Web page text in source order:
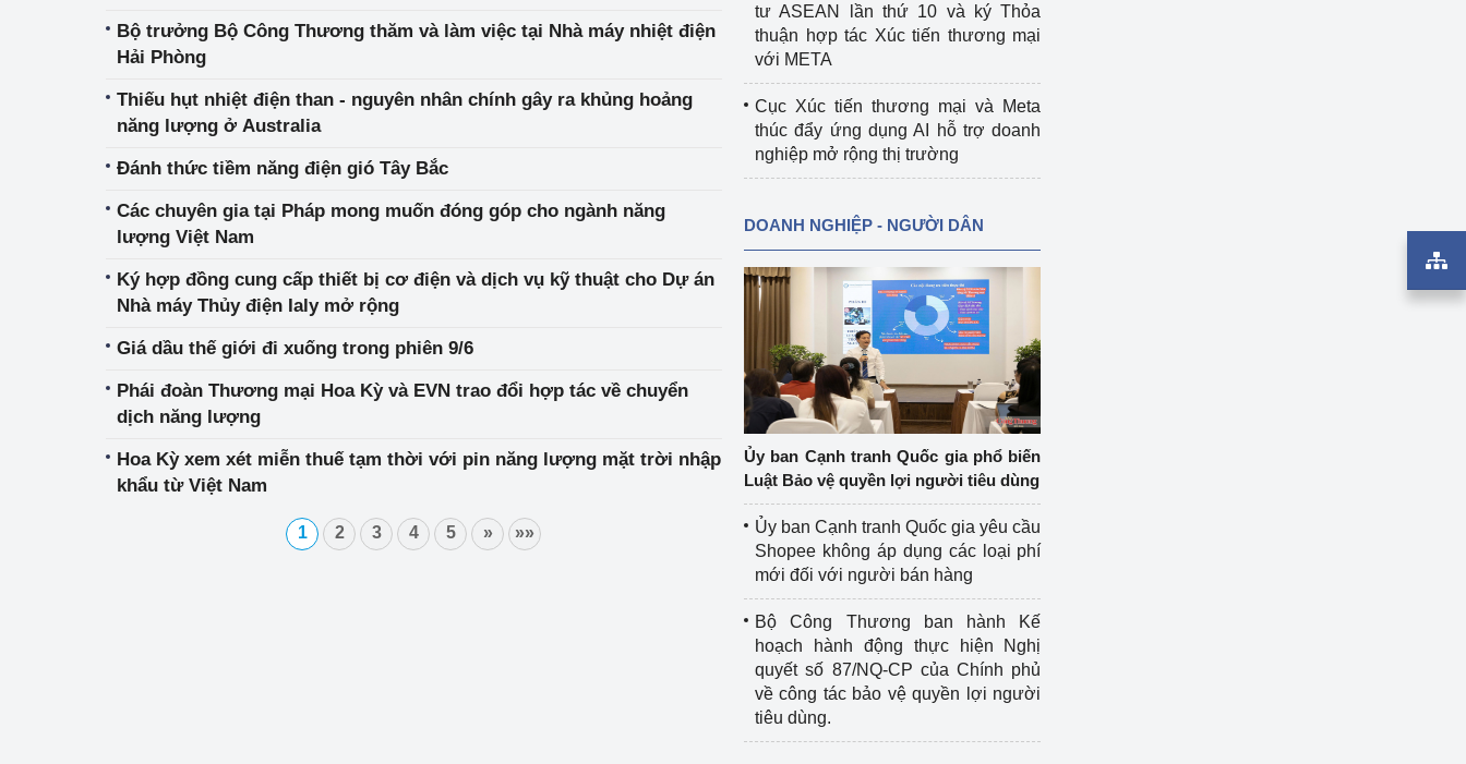
Bộ trưởng Bộ Công Thương thăm và làm việc tại Nhà máy nhiệt điện
Hải Phòng
Thiếu hụt nhiệt điện than - nguyên nhân chính gây ra khủng hoảng
năng lượng ở Australia
Đánh thức tiềm năng điện gió Tây Bắc
Các chuyên gia tại Pháp mong muốn đóng góp cho ngành năng
lượng Việt Nam
Ký hợp đồng cung cấp thiết bị cơ điện và dịch vụ kỹ thuật cho Dự án
Nhà máy Thủy điện Ialy mở rộng
Giá dầu thế giới đi xuống trong phiên 9/6
Phái đoàn Thương mại Hoa Kỳ và EVN trao đổi hợp tác về chuyển
dịch năng lượng
Hoa Kỳ xem xét miễn thuế tạm thời với pin năng lượng mặt trời nhập
khẩu từ Việt Nam
1 2 3 4 5 » »»
tư ASEAN lần thứ 10 và ký Thỏa
thuận hợp tác Xúc tiến thương mại
với META
Cục Xúc tiến thương mại và Meta
thúc đẩy ứng dụng AI hỗ trợ doanh
nghiệp mở rộng thị trường
DOANH NGHIỆP - NGƯỜI DÂN
Ủy ban Cạnh tranh Quốc gia phổ biến
Luật Bảo vệ quyền lợi người tiêu dùng
Ủy ban Cạnh tranh Quốc gia yêu cầu
Shopee không áp dụng các loại phí
mới đối với người bán hàng
Bộ Công Thương ban hành Kế
hoạch hành động thực hiện Nghị
quyết số 87/NQ-CP của Chính phủ
về công tác bảo vệ quyền lợi người
tiêu dùng.